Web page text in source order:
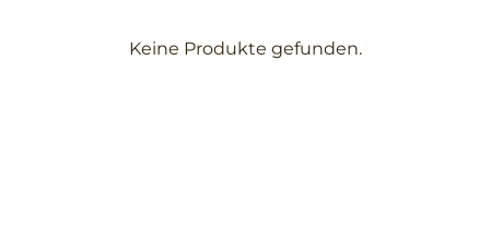
Keine Produkte gefunden.